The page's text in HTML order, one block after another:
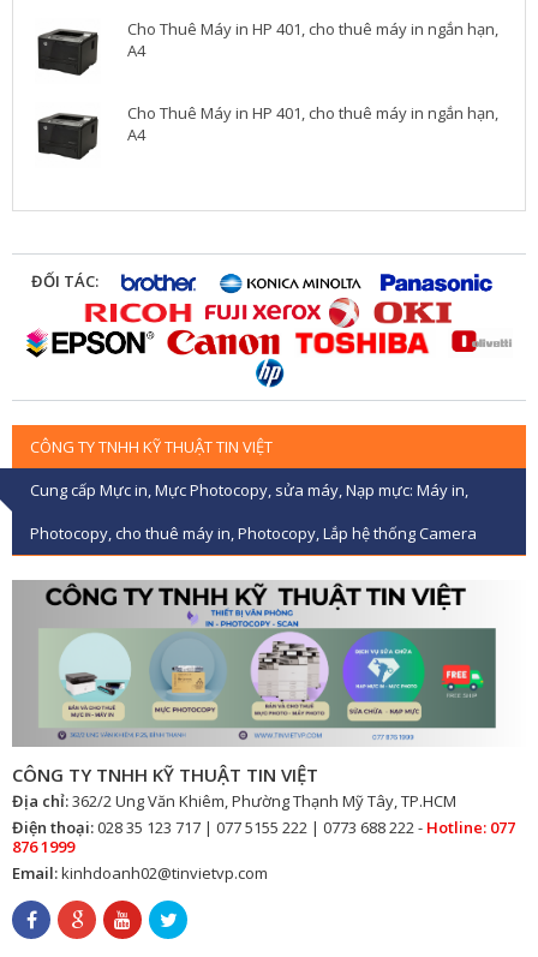
Cho Thuê Máy in HP 401, cho thuê máy in ngắn hạn,
A4
Cho Thuê Máy in HP 401, cho thuê máy in ngắn hạn,
A4
ĐỐI TÁC:
CÔNG TY TNHH KỸ THUẬT TIN VIỆT
Cung cấp Mực in, Mực Photocopy, sửa máy, Nạp mực: Máy in,
Photocopy, cho thuê máy in, Photocopy, Lắp hệ thống Camera
CÔNG TY TNHH KỸ THUẬT TIN VIỆT
Địa chỉ:362/2 Ung Văn Khiêm, Phường Thạnh Mỹ Tây, TP.HCM
Điện thoại:028 35 123 717 | 077 5155 222 | 0773 688 222 - Hotline: 077
876 1999
Email:kinhdoanh02@tinvietvp.com